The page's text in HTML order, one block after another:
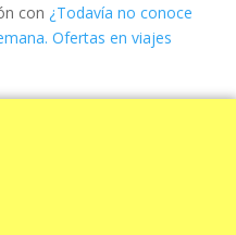
con ¿Todavía no conoce
Ofertas en viajes